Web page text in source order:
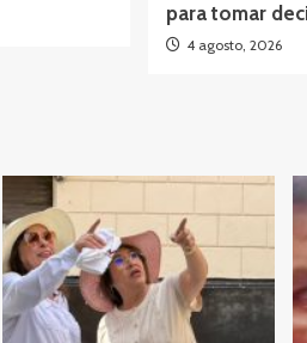
para tomar
4 agosto, 2026